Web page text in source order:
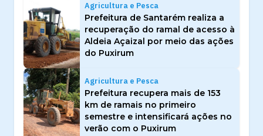
Agricultura e Pesca
Prefeitura de Santarém realiza a
recuperação do ramal de acesso à
Aldeia Açaizal por meio das ações
do Puxirum
Agricultura e Pesca
Prefeitura recupera mais de 153
km de ramais no primeiro
semestre e intensificará ações no
verão com o Puxirum